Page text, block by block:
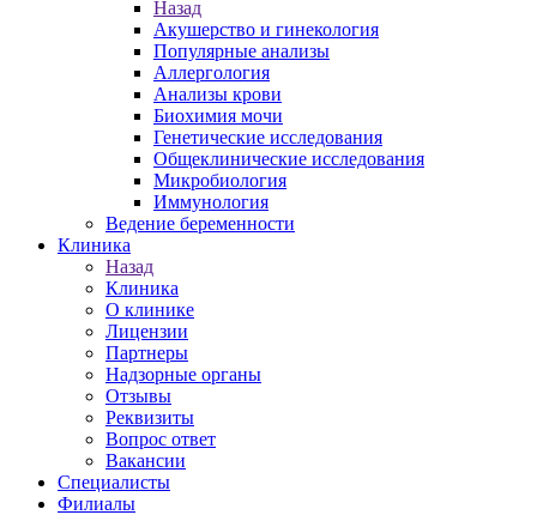
Назад
Акушерство и гинекология
Популярные анализы
Аллергология
Анализы крови
Биохимия мочи
Генетические исследования
Общеклинические исследования
Микробиология
Иммунология
Ведение беременности
Клиника
Назад
Клиника
О клинике
Лицензии
Партнеры
Надзорные органы
Отзывы
Реквизиты
Вопрос ответ
Вакансии
Специалисты
Филиалы